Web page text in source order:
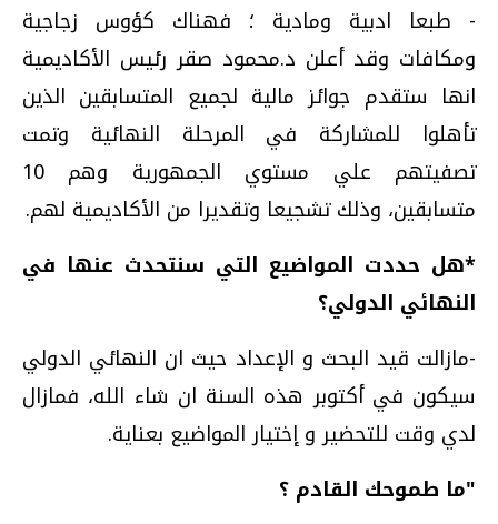
- طبعا ادبية ومادية ؛ فهناك كؤوس زجاجية
ومكافات وقد أعلن د.محمود صقر رئيس الأكاديمية
انها ستقدم جوائز مالية لجميع المتسابقين الذين
تأهلوا للمشاركة في المرحلة النهائية وتمت
تصفيتهم علي مستوي الجمهورية وهم 10
متسابقين، وذلك تشجيعا وتقديرا من الأكاديمية لهم.
*هل حددت المواضيع التي سنتحدث عنها في
النهائي الدولي؟
-مازالت قيد البحث و الإعداد حيث ان النهائي الدولي
سيكون في أكتوبر هذه السنة ان شاء الله، فمازال
لدي وقت للتحضير و إختيار المواضيع بعناية.
"ما طموحك القادم ؟